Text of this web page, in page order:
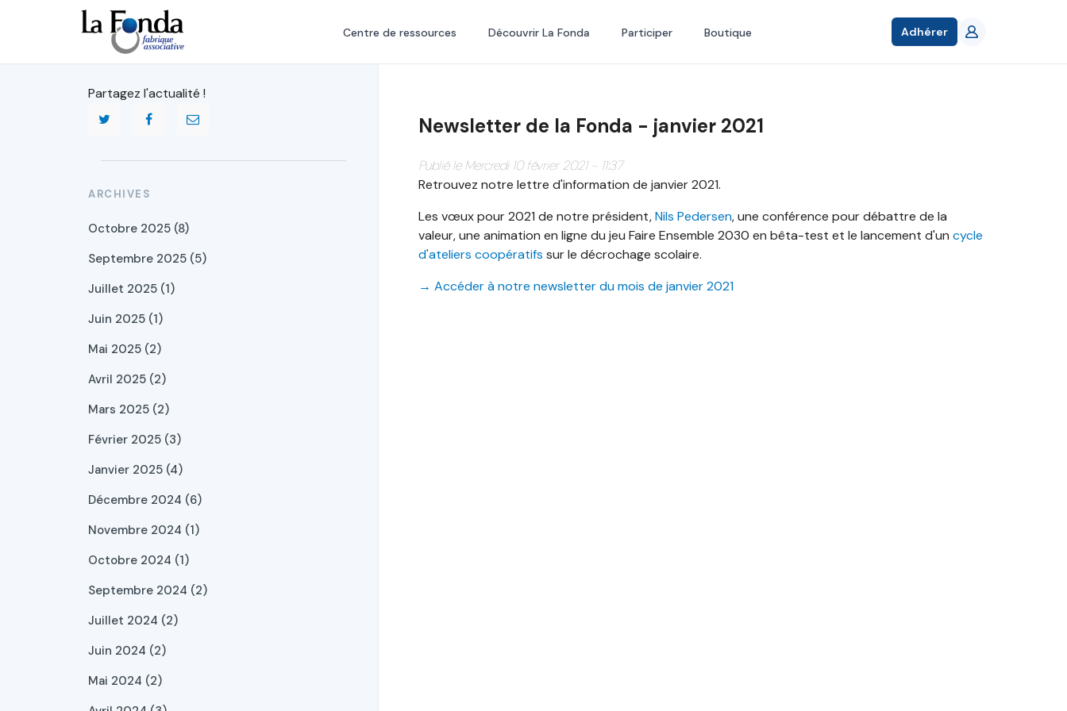
principal
Centre de ressources Découvrir La Fonda Participer Boutique Adhérer
Partagez l'actualité !
ARCHIVES
Octobre 2025 (8)
Septembre 2025 (5)
Juillet 2025 (1)
Juin 2025 (1)
Mai 2025 (2)
Avril 2025 (2)
Mars 2025 (2)
Février 2025 (3)
Janvier 2025 (4)
Décembre 2024 (6)
Novembre 2024 (1)
Octobre 2024 (1)
Septembre 2024 (2)
Juillet 2024 (2)
Juin 2024 (2)
Mai 2024 (2)
Newsletter de la Fonda - janvier 2021
Publié le Mercredi 10 février 2021 - 11:37
Retrouvez notre lettre d'information de janvier 2021.
Les vœux pour 2021 de notre président,Nils Pedersen, une conférence pour débattre de la
valeur, une animation en ligne du jeu Faire Ensemble 2030 en bêta-test et le lancement d'un cycle
d'ateliers coopératifs sur le décrochage scolaire.
→ Accéder à notre newsletter du mois de janvier 2021